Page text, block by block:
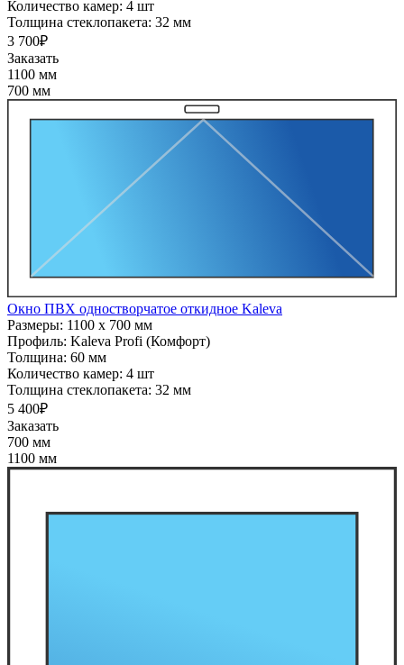
Количество камер: 4 шт
Толщина стеклопакета: 32 мм
3 700₽
Заказать
1100 мм
700 мм
Окно ПВХ одностворчатое откидное Kaleva
Размеры: 1100 x 700 мм
Профиль: Kaleva Profi (Комфорт)
Толщина: 60 мм
Количество камер: 4 шт
Толщина стеклопакета: 32 мм
5 400₽
Заказать
700 мм
1100 мм